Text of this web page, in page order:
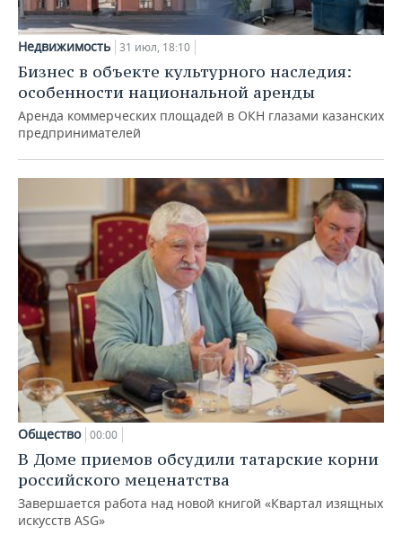
Недвижимость 31 июл, 18:10
Бизнес в объекте культурного наследия:
особенности национальной аренды
Аренда коммерческих площадей в ОКН глазами казанских
предпринимателей
Общество 00:00
В Доме приемов обсудили татарские корни
российского меценатства
Завершается работа над новой книгой «Квартал изящных
искусств ASG»